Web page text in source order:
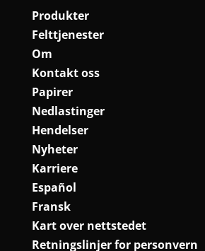
Produkter
Felttjenester
Om
Kontakt oss
Papirer
Nedlastinger
Hendelser
Nyheter
Karriere
Español
Fransk
Kart over nettstedet
Retningslinjer for personvern